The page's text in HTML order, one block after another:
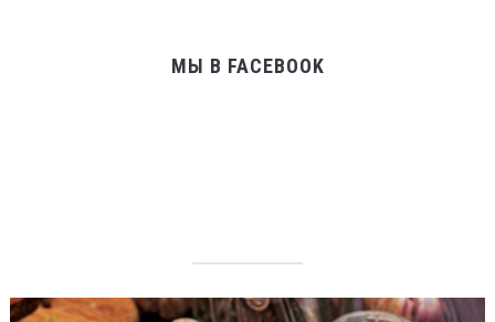
МЫ В FACEBOOK